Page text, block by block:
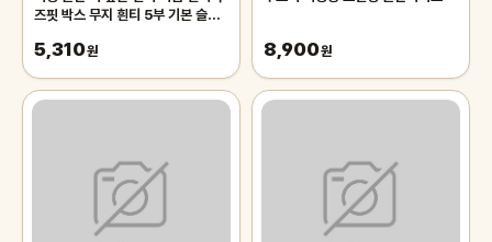
즈핏 박스 무지 흰티 5부 기본 슬림
5,310원 8,900원